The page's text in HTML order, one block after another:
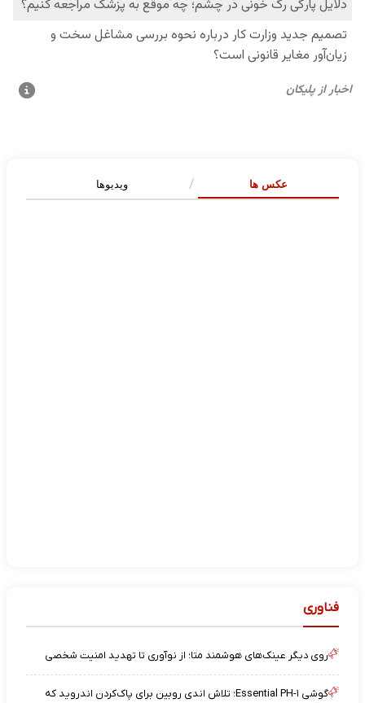
عکس ها ویدیوها
فناوری
روی دیگر عینک‌های هوشمند متا؛ از نوآوری تا تهدید امنیت شخصی
گوشی Essential PH-۱؛ تلاش اندی روبین برای پاک‌کردن اندروید که